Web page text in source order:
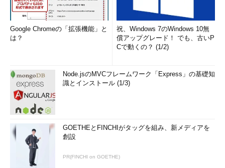
Google Chromeの「拡張機能」と
は？
祝、Windows 7のWindows 10無
償アップグレード！ でも、古いP
Cで動くの？ (1/2)
Node.jsのMVCフレームワーク「Express」の基礎知
識とインストール (1/3)
GOETHEとFINCHIがタッグを組み、新メディアを
創設
PR(FINCHI on GOETHE)